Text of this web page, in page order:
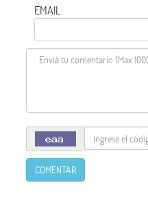
EMAIL
COMENTAR